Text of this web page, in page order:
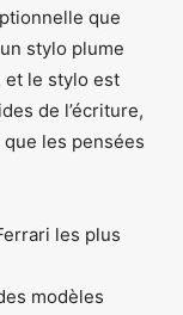
que
stylo plume
et le stylo est
de l’écriture,
les pensées
les plus
modèles